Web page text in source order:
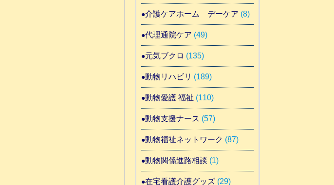
介護ケアホーム デーケア (8)
代理通院ケア (49)
元気ブクロ (135)
動物リハビリ (189)
動物愛護 福祉 (110)
動物支援ナース (57)
動物福祉ネットワーク (87)
動物関係進路相談 (1)
在宅看護介護グッズ(29)